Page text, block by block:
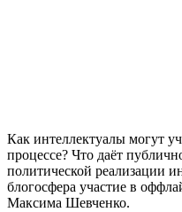
Как интеллектуалы могут
процессе? Что даёт
политической реализации
блогосфера участие в
Максима Шевченко.